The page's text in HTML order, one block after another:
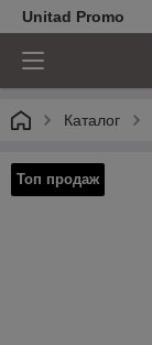
Unitad Promo
Каталог
Топ продаж